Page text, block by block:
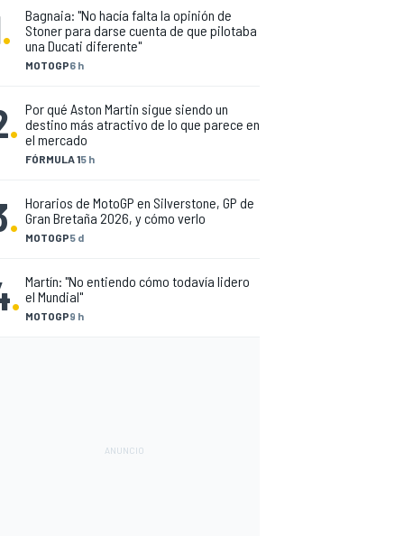
.
MOTOGP6 h
Bagnaia: "No hacía falta la opinión de
Stoner para darse cuenta de que pilotaba
una Ducati diferente"
.
FÓRMULA 15 h
Por qué Aston Martin sigue siendo un
destino más atractivo de lo que parece en
el mercado
. MOTOGP5 d
Horarios de MotoGP en Silverstone, GP de
Gran Bretaña 2026, y cómo verlo
. MOTOGP9 h
Martín: "No entiendo cómo todavía lidero
el Mundial"